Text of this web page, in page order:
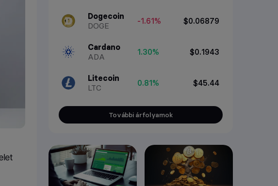
Dogecoin
DOGE
-1.61% $0.06879
Cardano
ADA
1.30% $0.1943
Litecoin
LTC
0.81% $45.44
További árfolyamok